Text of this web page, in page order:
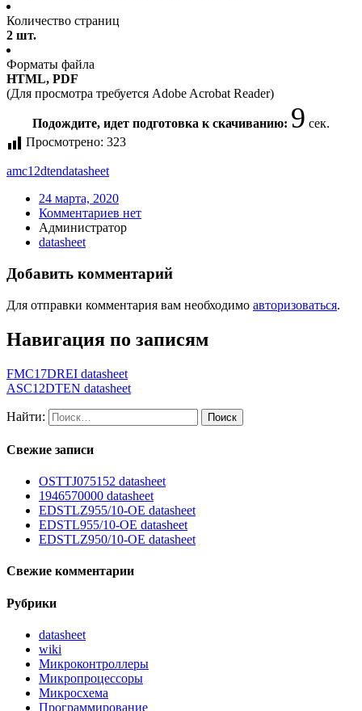
Количество страниц
2 шт.
Форматы файла
HTML, PDF
(Для просмотра требуется Adobe Acrobat Reader)
Подождите, идет подготовка к скачиванию: 9 сек.
Просмотрено: 323
amc12dtendatasheet
24 марта, 2020
Комментариев нет
Администратор
datasheet
Добавить комментарий
Для отправки комментария вам необходимо авторизоваться.
Навигация по записям
FMC17DREI datasheet
ASC12DTEN datasheet
Найти:
Свежие записи
OSTTJ075152 datasheet
1946570000 datasheet
EDSTLZ955/10-OE datasheet
EDSTL955/10-OE datasheet
EDSTLZ950/10-OE datasheet
Свежие комментарии
Рубрики
datasheet
wiki
Микроконтроллеры
Микропроцессоры
Микросхема
Программирование